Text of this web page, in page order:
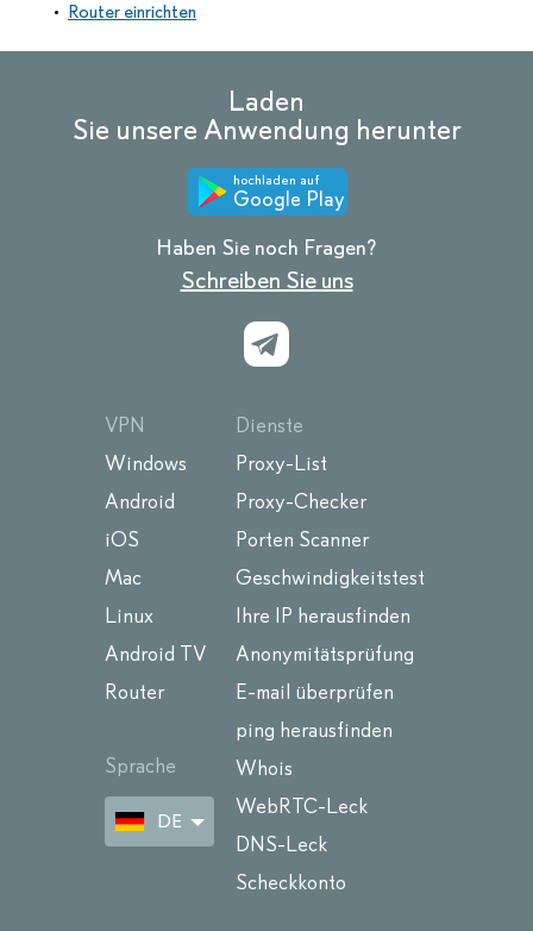
Router einrichten
Laden
Sie unsere Anwendung herunter
hochladen auf
Google Play
Haben Sie noch Fragen?
Schreiben Sie uns
VPN
Windows
Android
iOS
Mac
Linux
Android TV
Router
Sprache
DE
Dienste
Proxy-List
Proxy-Checker
Porten Scanner
Geschwindigkeitstest
Ihre IP herausfinden
Anonymitätsprüfung
E-mail überprüfen
ping herausfinden
Whois
WebRTC-Leck
DNS-Leck
Scheckkonto